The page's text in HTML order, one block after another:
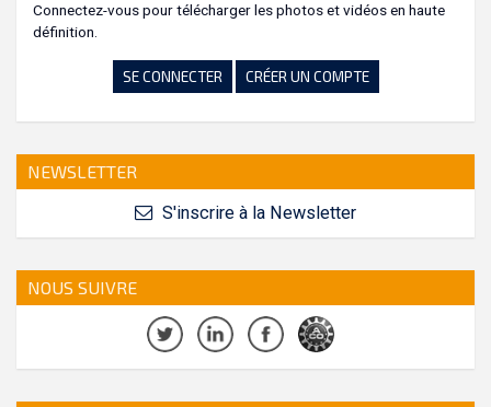
Connectez-vous pour télécharger les photos et vidéos en haute
définition.
SE CONNECTER CRÉER UN COMPTE
NEWSLETTER
S'inscrire à la Newsletter
NOUS SUIVRE